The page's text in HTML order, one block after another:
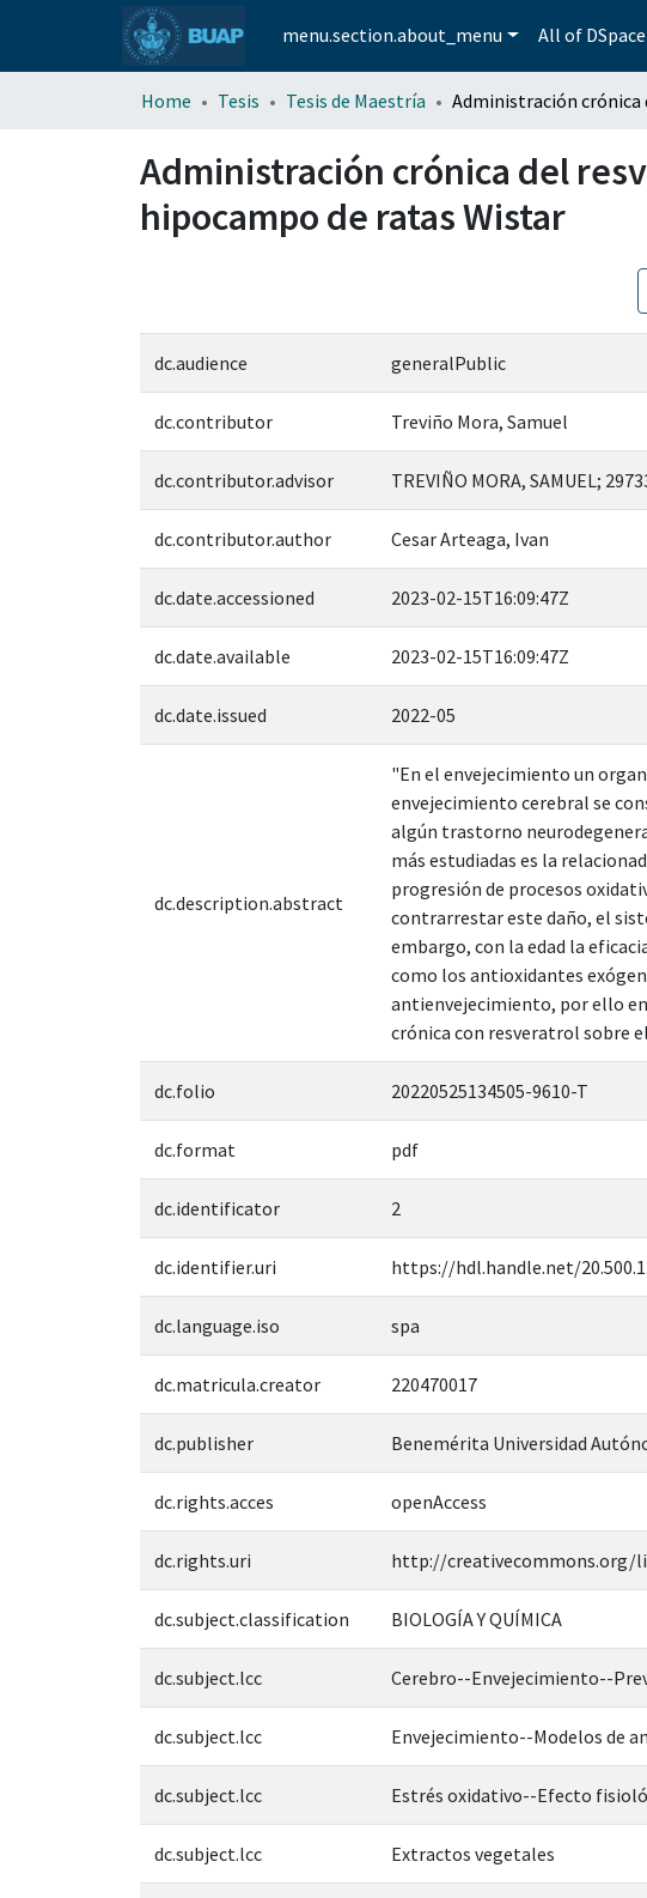
menu.section.about_menu All of DSpace
Home Tesis Tesis de Maestría
Administración crónica del
hipocampo de ratas Wistar
dc.audience generalPublic
dc.contributor Treviño Mora, Samuel
dc.contributor.advisor TREVIÑO MORA, SAMUEL;
dc.contributor.author Cesar Arteaga, Ivan
dc.date.accessioned 2023-02-15T16:09:47Z
dc.date.available 2023-02-15T16:09:47Z
dc.date.issued 2022-05
dc.description.abstract
"En el envejecimiento un
envejecimiento cerebral se
algún trastorno
más estudiadas es la
progresión de procesos
contrarrestar este daño, el
embargo, con la edad la
como los antioxidantes
antienvejecimiento, por ello
crónica con resveratrol sobre
dc.folio 20220525134505-9610-T
dc.format pdf
dc.identificator 2
dc.identifier.uri https://hdl.handle.net/
dc.language.iso spa
dc.matricula.creator 220470017
dc.publisher Benemérita Universidad
dc.rights.acces openAccess
dc.rights.uri http://creativecommons.org/
dc.subject.classification BIOLOGÍA Y QUÍMICA
dc.subject.lcc Cerebro--Envejecimiento--
dc.subject.lcc Envejecimiento--Modelos de
dc.subject.lcc Estrés oxidativo--Efecto
dc.subject.lcc Extractos vegetales